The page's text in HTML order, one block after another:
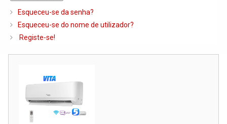
Caldeiras e Queimadores
Biomassa
Piso Radiante
Radiadores e Ventiloconvetores
Depósitos de Gasóleo e Água
Esqueceu-se da senha?
Esqueceu-se do nome de utilizador?
Registe-se!